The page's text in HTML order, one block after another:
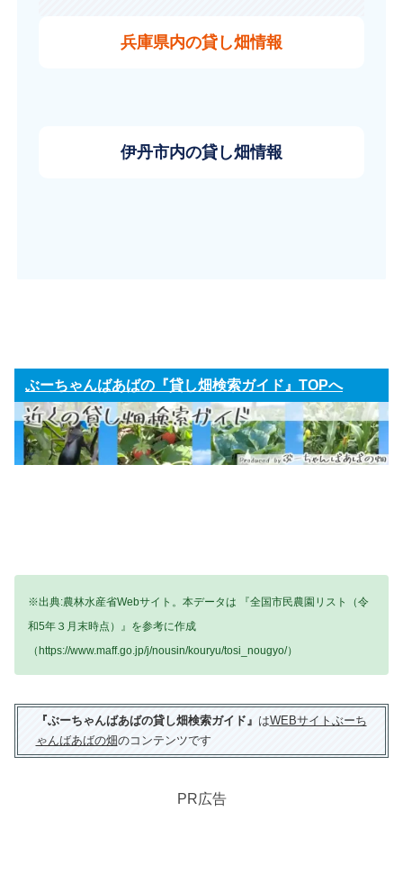
兵庫県内の貸し畑情報
伊丹市内の貸し畑情報
ぶーちゃんばあばの『貸し畑検索ガイド』TOPへ
※出典:農林水産省Webサイト。本データは 『全国市民農園リスト（令
和5年３月末時点）』を参考に作成
（https://www.maff.go.jp/j/nousin/kouryu/tosi_nougyo/）
『ぶーちゃんばあばの貸し畑検索ガイド』 はWEBサイトぶーち
ゃんばあばの畑のコンテンツです
PR広告